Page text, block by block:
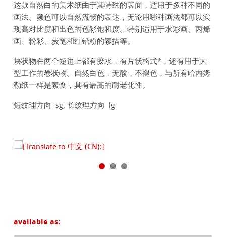
这款自然白的美术纸由于其特殊的表面，适用于多种不同的
画法。颜色可以自然流畅的表达，无论用哪种画法都可以实
现高对比度和出色的色彩饱和度。特别适用于水彩画、丙烯
画、粉彩、炭笔和红铅粉的素描等。
块状物在两个短边上都有胶水，有片状格式*，还有用于大
型工作的卷状物。自然白色，无酸，不褪色，与所有哈内姆
勒纸一样是素食，具有最高的耐老化性。
短纹理方向 sg, 长纹理方向 lg
available as: